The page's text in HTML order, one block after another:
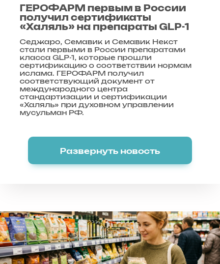
ГЕРОФАРМ первым в России
получил сертификаты
«Халяль» на препараты GLP-1
Седжаро, Семавик и Семавик Некст
стали первыми в России препаратами
класса GLP-1, которые прошли
сертификацию о соответствии нормам
ислама. ГЕРОФАРМ получил
соответствующий документ от
международного центра
стандартизации и сертификации
«Халяль» при духовном управлении
мусульман РФ.
Развернуть новость